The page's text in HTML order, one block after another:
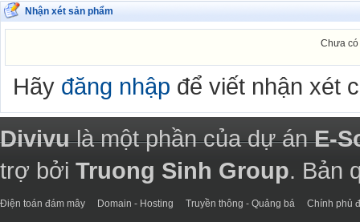
Nhận xét sản phẩm
Chưa có
Hãy đăng nhập để viết nhận xét
Divivulà một phần của dự ánE-
trợ bởi Truong Sinh Group. Bản
Điện toán đám mây Domain - Hosting Truyền thông - Quảng bá Chính phủ